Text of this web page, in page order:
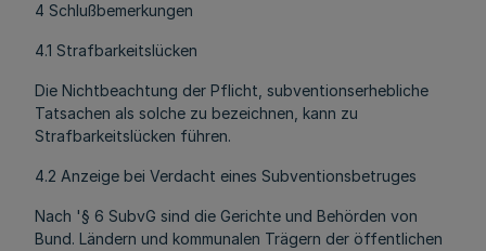
4 Schlußbemerkungen
4.1 Strafbarkeitslücken
Die Nichtbeachtung der Pflicht, subventionserhebliche
Tatsachen als solche zu bezeichnen, kann zu
Strafbarkeitslücken führen.
4.2 Anzeige bei Verdacht eines Subventionsbetruges
Nach '§ 6 SubvG sind die Gerichte und Behörden von
Bund. Ländern und kommunalen Trägern der öffentlichen